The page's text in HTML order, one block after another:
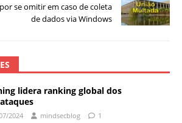
se omitir em caso de coleta
de dados via Windows
lidera ranking global dos
2024 mindsecblog 1